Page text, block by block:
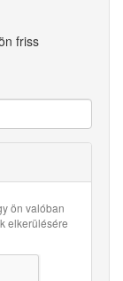
friss
ön valóban
elkerülésére